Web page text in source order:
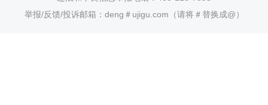
举报/反馈/投诉邮箱：deng＃ujigu.com（请将＃替换成@）